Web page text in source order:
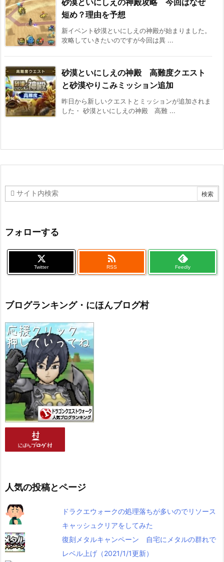
短め？理由を予想
新イベント砂漠といにしえの神殿が始まりました。
攻略していきたいのですが今回は異 ...
砂漠といにしえの神殿 高難度クエスト
と砂漠やりこみミッション追加
昨日から新しいクエストとミッションが追加されま
した・ 砂漠といにしえの神殿 高難 ...
フォローする
Twitter

RSS Feedly
ブログランキング・にほんブログ村
人気の投稿とページ
ドラクエウォークの処理落ちが多いのでリソース
キャッシュクリアをしてみた
復刻メタルキャンペーン 自宅にメタルの群れで
レベル上げ（2021/1/1更新）